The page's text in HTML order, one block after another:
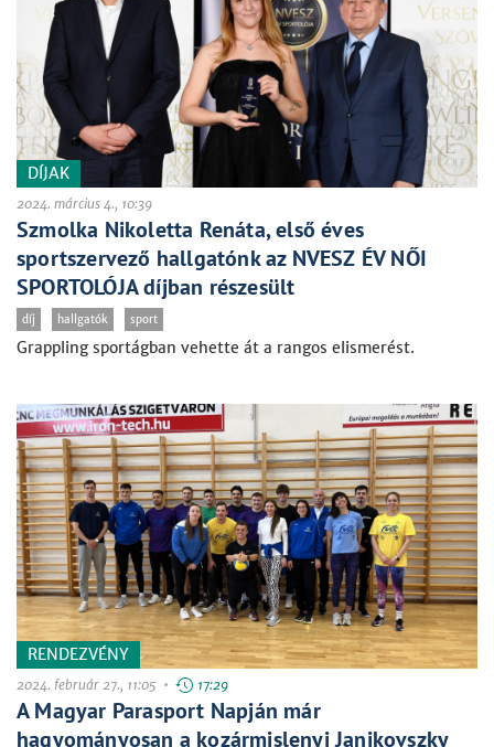
DÍJAK
2024. március 4., 10:39
Szmolka Nikoletta Renáta, első éves
sportszervező hallgatónk az NVESZ ÉV NŐI
SPORTOLÓJA díjban részesült
díj hallgatók sport
Grappling sportágban vehette át a rangos elismerést.
RENDEZVÉNY
2024. február 27., 11:05 • 17:29
A Magyar Parasport Napján már
hagyományosan a kozármislenyi Janikovszky